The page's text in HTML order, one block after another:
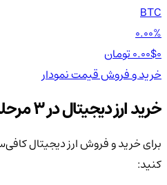
BTC
0.00%
0.00$
خرید و فروشقیمتنمودار
خرید ارز دیجیتال در 3 مرحله ساده
برای خرید و فروش ارز دیجیتال
کنید: